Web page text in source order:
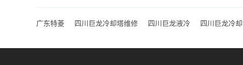
广东特菱 四川巨龙冷却塔维修 四川巨龙液冷 四川巨龙冷